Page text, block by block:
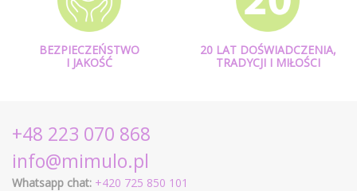
BEZPIECZEŃSTWO
I JAKOŚĆ
20 LAT DOŚWIADCZENIA,
TRADYCJI I MIŁOŚCI
+48 223 070 868
info@mimulo.pl
Whatsapp chat: +420 725 850 101